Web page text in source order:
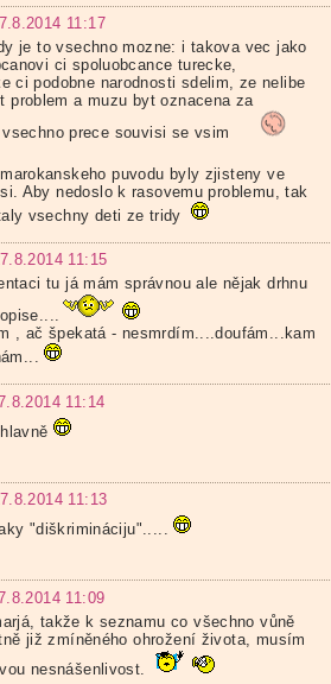
11:17
je to vsechno mozne: i takova vec jako
ci spoluobcance turecke,
ci podobne narodnosti sdelim, ze nelibe
problem a muzu byt oznacena za
vsechno prece souvisi se vsim
puvodu byly zjisteny ve
Aby nedoslo k rasovemu problemu, tak
vsechny deti ze tridy
11:15
tu já mám správnou ale nějak drhnu
, ač špekatá - nesmrdím....doufám...kam
11:14
11:13
"diškrimináciju".....
11:09
takže k seznamu co všechno vůně
již zmíněného ohrožení života, musím
nesnášenlivost.